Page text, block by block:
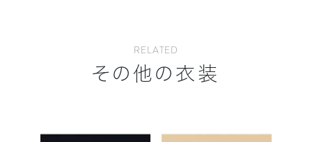
RELATED
その他の衣装